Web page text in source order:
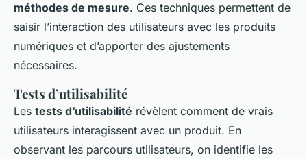
méthodes de mesure. Ces techniques permettent de
saisir l’interaction des utilisateurs avec les produits
numériques et d’apporter des ajustements
nécessaires.
Tests d’utilisabilité
Les tests d’utilisabilité révèlent comment de vrais
utilisateurs interagissent avec un produit. En
observant les parcours utilisateurs, on identifie les